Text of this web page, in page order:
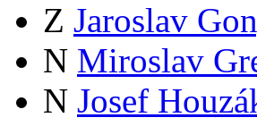
Z Jaroslav
N Miroslav
N Josef